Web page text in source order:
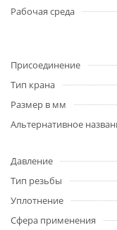
Рабочая среда
Присоединение
Тип крана
Размер в мм
Альтернативное
Давление
Тип резьбы
Уплотнение
Сфера применения